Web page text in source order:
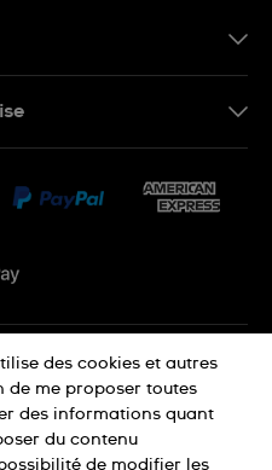
confidentialité
les cookies
des cookies et autres
de me proposer toutes
des informations quant
du contenu
de modifier les